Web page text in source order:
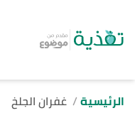
الرئيسية غفران الجلخ